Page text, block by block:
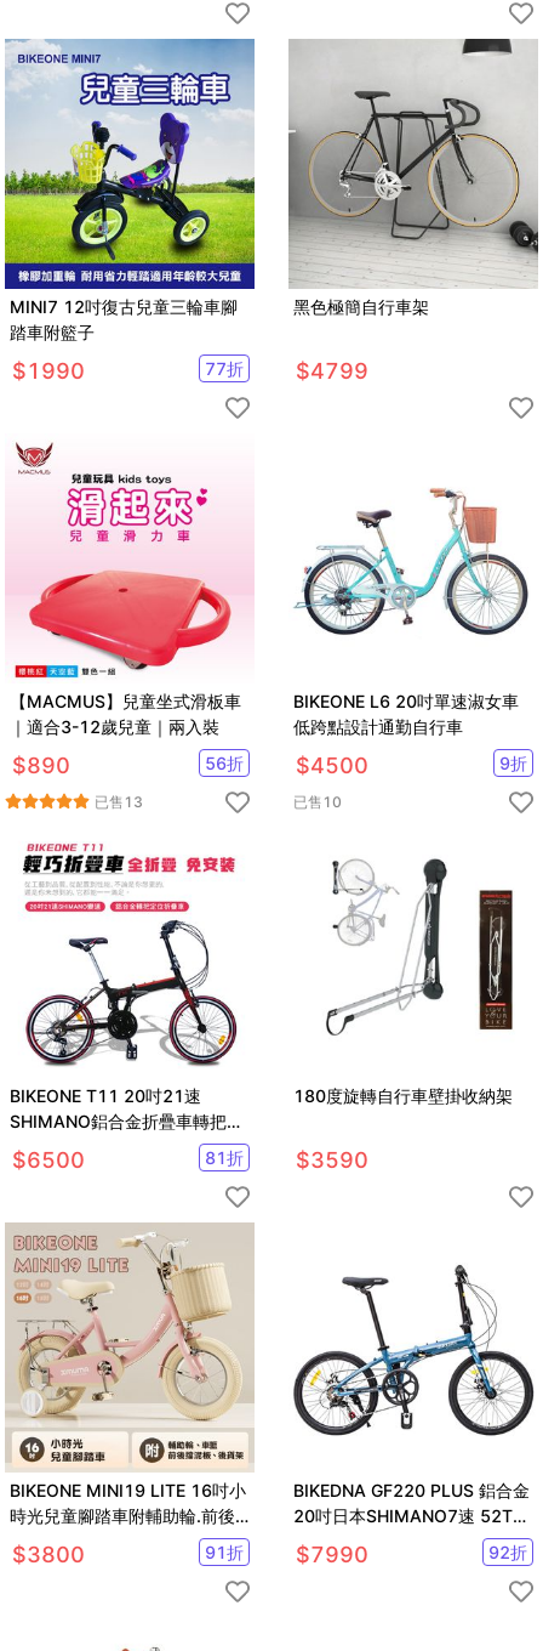
MINI7 12吋復古兒童三輪車腳
踏車附籃子
$1990 77折
黑色極簡自行車架
$4799
【MACMUS】兒童坐式滑板車
｜適合3-12歲兒童｜兩入裝
$890 56折
已售 13
BIKEONE L6 20吋單速淑女車
低跨點設計通勤自行車
$4500 9折
已售 10
BIKEONE T11 20吋21速
SHIMANO鋁合金折疊車轉把定
位城市小跑極簡風小折CP最佳
選擇
$6500 81折
180度旋轉自行車壁掛收納架
$3590
BIKEONE MINI19 LITE 16吋小
時光兒童腳踏車附輔助輪.前後
擋泥板後貨架兒童自行車
$3800 91折
BIKEDNA GF220 PLUS 鋁合金
20吋日本SHIMANO7速 52T大
盤折疊車
$7990 92折